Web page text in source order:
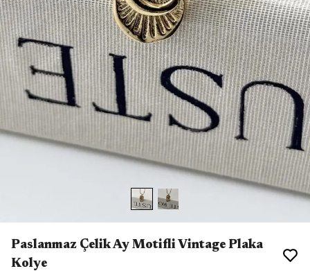
Paslanmaz Çelik Ay Motifli Vintage Plaka
Kolye